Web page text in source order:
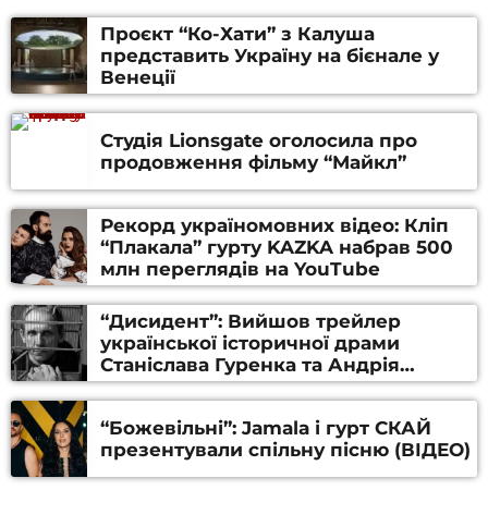
Проєкт “Ко-Хати” з Калуша
представить Україну на бієнале у
Венеції
Студія Lionsgate оголосила про
продовження фільму “Майкл”
Рекорд україномовних відео: Кліп
“Плакала” гурту KAZKA набрав 500
млн переглядів на YouTube
“Дисидент”: Вийшов трейлер
української історичної драми
Станіслава Гуренка та Андрія
Алфьорова (ВІДЕО)
“Божевільні”: Jamala і гурт СКАЙ
презентували спільну пісню (ВІДЕО)